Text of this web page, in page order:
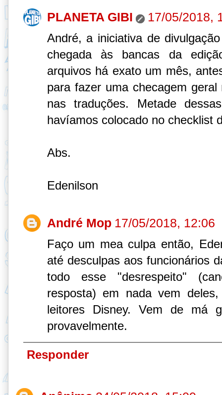
PLANETA GIBI 17/05/2018,
André, a iniciativa de
chegada às bancas da
arquivos há exato um mês,
para fazer uma checagem
nas traduções. Metade
havíamos colocado no checklist
Abs.
Edenilson
André Mop 17/05/2018, 12:06
Faço um mea culpa então,
até desculpas aos funcionários
todo esse "desrespeito"
resposta) em nada vem
leitores Disney. Vem de má
provavelmente.
Responder